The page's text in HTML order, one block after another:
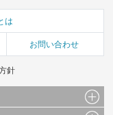
は
お問い合わせ
針